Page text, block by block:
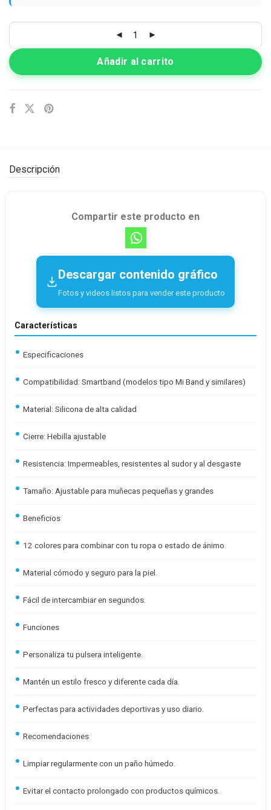
Añadir al carrito
Descripción
Compartir este producto en
Descargar contenido gráfico
Fotos y videos listos para vender este producto
Características
Especificaciones
Compatibilidad: Smartband (modelos tipo Mi Band y similares)
Material: Silicona de alta calidad
Cierre: Hebilla ajustable
Resistencia: Impermeables, resistentes al sudor y al desgaste
Tamaño: Ajustable para muñecas pequeñas y grandes
Beneficios
12 colores para combinar con tu ropa o estado de ánimo.
Material cómodo y seguro para la piel.
Fácil de intercambiar en segundos.
Funciones
Personaliza tu pulsera inteligente.
Mantén un estilo fresco y diferente cada día.
Perfectas para actividades deportivas y uso diario.
Recomendaciones
Limpiar regularmente con un paño húmedo.
Evitar el contacto prolongado con productos químicos.